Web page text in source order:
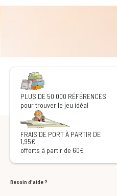
PLUS DE 50 000 RÉFÉRENCES
pour trouver le jeu idéal
FRAIS DE PORT À PARTIR DE
1,95€
offerts à partir de 60€
Besoin d'aide ?